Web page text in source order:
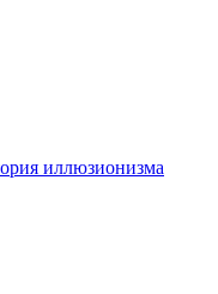
иллюзионизма